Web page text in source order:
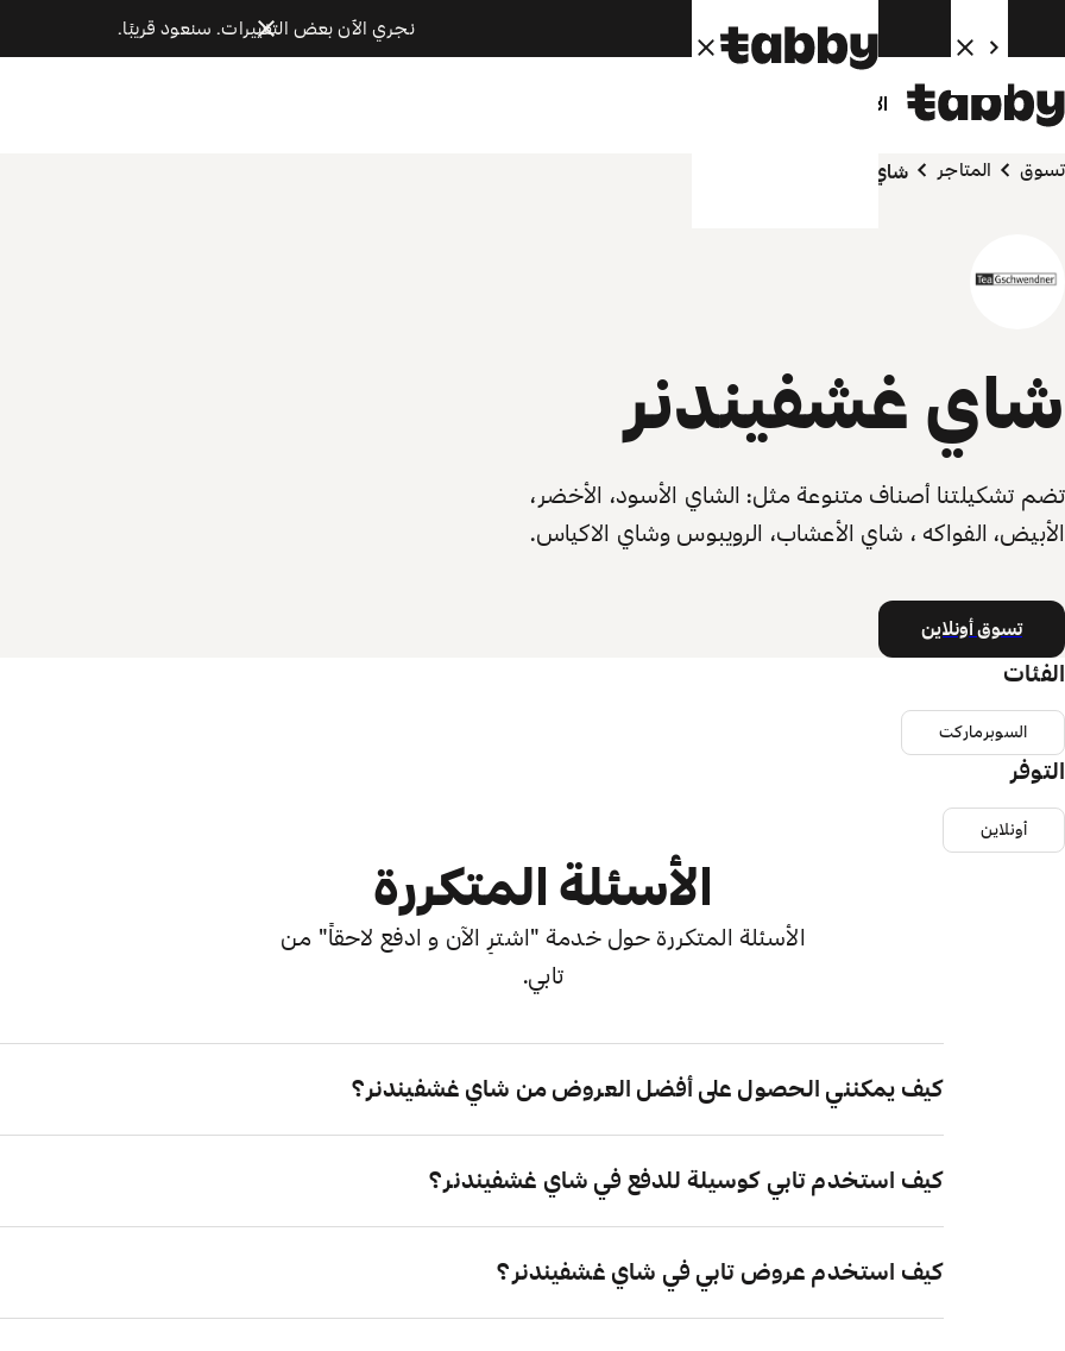
نجري الآن بعض التغييرات. سنعود قريبًا.
الأفراد
تسوق المتاجر شاي غشفيندنر
شاي غشفيندنر
تضم تشكيلتنا أصناف متنوعة مثل: الشاي الأسود، الأخضر،
الأبيض، الفواكه ، شاي الأعشاب، الرويبوس وشاي الاكياس.
تسوق أونلاين
الفئات
السوبرماركت
التوفر
أونلاين
الأسئلة المتكررة
الأسئلة المتكررة حول خدمة "اشترِ الآن و ادفع لاحقاً" من
تابي.
كيف يمكنني الحصول على أفضل العروض من شاي غشفيندنر؟
كيف استخدم تابي كوسيلة للدفع في شاي غشفيندنر؟
كيف استخدم عروض تابي في شاي غشفيندنر؟